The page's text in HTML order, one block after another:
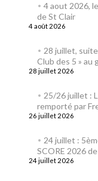
4 aout 2026,
de St Clair
4 août 2026
28 juillet,
Club des 5 » au
28 juillet 2026
25/26 juillet :
remporté par
26 juillet 2026
24 juillet :
SCORE 2026
24 juillet 2026